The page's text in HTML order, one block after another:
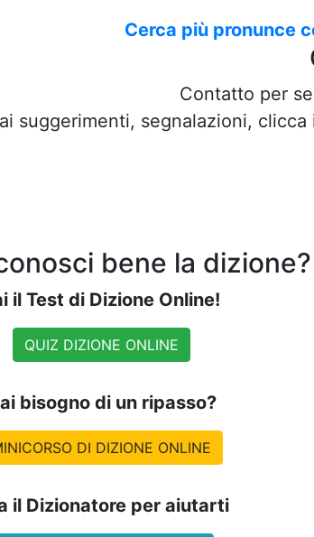
Cerca più pronunce
Contatto per
suggerimenti, segnalazioni,
bene la dizione?
il Test di Dizione Online!
QUIZ DIZIONE ONLINE
bisogno di un ripasso?
DI DIZIONE ONLINE
il Dizionatore per aiutarti